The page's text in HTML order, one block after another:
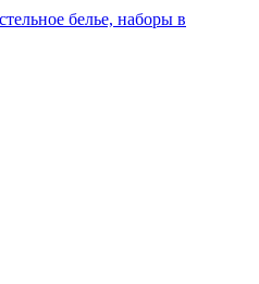
белье, наборы в